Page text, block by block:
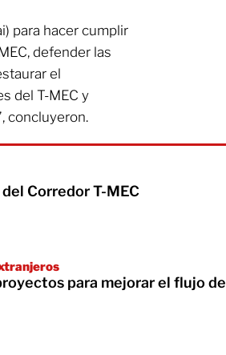
para hacer cumplir
defender las
el
del T-MEC y
concluyeron.
Corredor T-MEC
para mejorar el flujo de